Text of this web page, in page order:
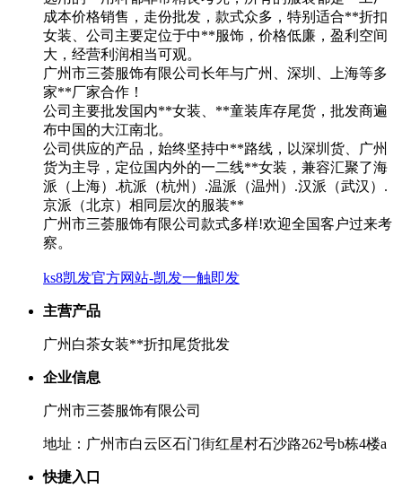
成本价格销售，走份批发，款式众多，特别适合**折扣
女装、公司主要定位于中**服饰，价格低廉，盈利空间
大，经营利润相当可观。
广州市三荟服饰有限公司长年与广州、深圳、上海等多
家**厂家合作！
公司主要批发国内**女装、**童装库存尾货，批发商遍
布中国的大江南北。
公司供应的产品，始终坚持中**路线，以深圳货、广州
货为主导，定位国内外的一二线**女装，兼容汇聚了海
派（上海）.杭派（杭州）.温派（温州）.汉派（武汉）.
京派（北京）相同层次的服装**
广州市三荟服饰有限公司款式多样!欢迎全国客户过来考
察。
ks8凯发官方网站-凯发一触即发
主营产品
广州白茶女装**折扣尾货批发
企业信息
广州市三荟服饰有限公司
地址：广州市白云区石门街红星村石沙路262号b栋4楼a
快捷入口